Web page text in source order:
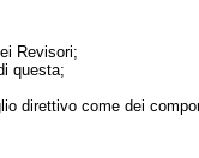
Revisori;
questa;
direttivo come dei